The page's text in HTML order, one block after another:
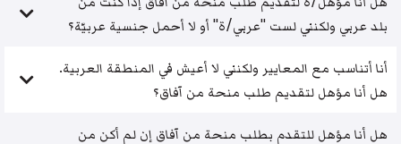
بلد عربي ولكنني لست "عربي/ة" أو لا أحمل جنسية عربيّة؟
أنا أتناسب مع المعايير ولكنني لا أعيش في المنطقة العربية.
هل أنا مؤهل لتقديم طلب منحة من آفاق؟
هل أنا مؤهل للتقدم بطلب منحة من آفاق إن لم أكن من